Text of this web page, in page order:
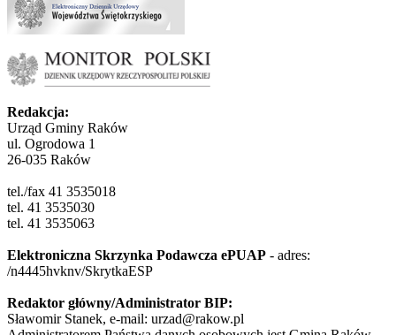
Redakcja:
Urząd Gminy Raków
ul. Ogrodowa 1
26-035 Raków
tel./fax 41 3535018
tel. 41 3535030
tel. 41 3535063
Elektroniczna Skrzynka Podawcza ePUAP - adres:
/n4445hvknv/SkrytkaESP
Redaktor główny/Administrator BIP:
Sławomir Stanek, e-mail: urzad@rakow.pl